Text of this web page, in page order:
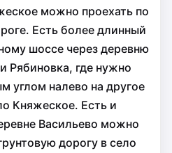
можно проехать по
Есть более длинный
шоссе через деревню
Рябиновка, где нужно
углом налево на другое
Княжеское. Есть и
Васильево можно
дорогу в село